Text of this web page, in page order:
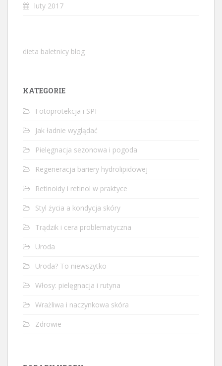
luty 2017
dieta baletnicy blog
KATEGORIE
Fotoprotekcja i SPF
Jak ładnie wyglądać
Pielęgnacja sezonowa i pogoda
Regeneracja bariery hydrolipidowej
Retinoidy i retinol w praktyce
Styl życia a kondycja skóry
Trądzik i cera problematyczna
Uroda
Uroda? To niewszytko
Włosy: pielęgnacja i rutyna
Wrażliwa i naczynkowa skóra
Zdrowie